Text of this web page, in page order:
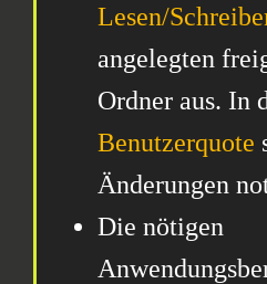
Lesen/
angelegten
Ordner aus. In
Benutzerquote
Änderungen
Die nötigen